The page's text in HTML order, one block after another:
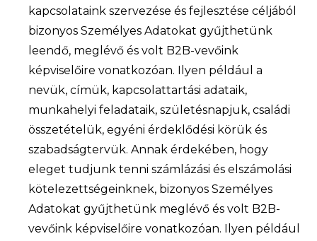
kapcsolataink szervezése és fejlesztése céljából
bizonyos Személyes Adatokat gyűjthetünk
leendő, meglévő és volt B2B-vevőink
képviselőire vonatkozóan. Ilyen például a
nevük, címük, kapcsolattartási adataik,
munkahelyi feladataik, születésnapjuk, családi
összetételük, egyéni érdeklődési körük és
szabadságtervük. Annak érdekében, hogy
eleget tudjunk tenni számlázási és elszámolási
kötelezettségeinknek, bizonyos Személyes
Adatokat gyűjthetünk meglévő és volt B2B-
vevőink képviselőire vonatkozóan. Ilyen például